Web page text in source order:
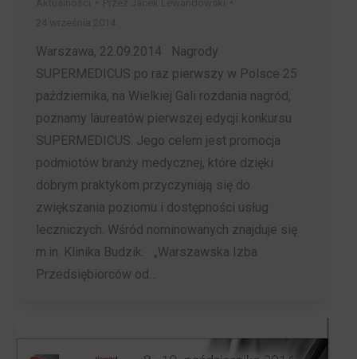
Warszawa, 22.09.2014 Nagrody
SUPERMEDICUS po raz pierwszy w Polsce 25
października, na Wielkiej Gali rozdania nagród,
poznamy laureatów pierwszej edycji konkursu
SUPERMEDICUS. Jego celem jest promocja
podmiotów branży medycznej, które dzięki
dobrym praktykom przyczyniają się do
zwiększania poziomu i dostępności usług
leczniczych. Wśród nominowanych znajduje się
m.in. Klinika Budzik. „Warszawska Izba
Przedsiębiorców od…